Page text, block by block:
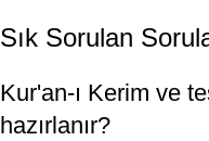
Sık Sorulan
Kur'an-ı Kerim ve
hazırlanır?